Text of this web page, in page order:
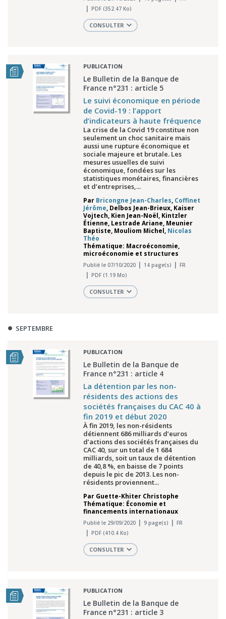
PDF (352.47 Ko)
CONSULTER
PUBLICATION
Le Bulletin de la Banque de
France n°231 : article 5
Le suivi économique en période
de Covid-19 : l’apport
d’indicateurs à haute fréquence
La crise de la Covid 19 constitue non
seulement un choc sanitaire mais
aussi une rupture économique et
sociale majeure et brutale. Les
mesures usuelles de suivi
économique, fondées sur les
statistiques monétaires, financières
et d’entreprises,...
Par Bricongne Jean-Charles, Coffinet
Jérôme, Delbos Jean-Brieux, Kaiser
Vojtech, Kien Jean-Noël, Kintzler
Étienne, Lestrade Ariane, Meunier
Baptiste, Mouliom Michel, Nicolas
Théo
Thématique: Macroéconomie,
microéconomie et structures
Publié le 07/10/2020 14 page(s)
FR
PDF (1.19 Mo)
CONSULTER
SEPTEMBRE
PUBLICATION
Le Bulletin de la Banque de
France n°231 : article 4
La détention par les non-
résidents des actions des
sociétés françaises du CAC 40 à
fin 2019 et début 2020
À fin 2019, les non-résidents
détiennent 686 milliards d’euros
d’actions des sociétés françaises du
CAC 40, sur un total de 1 684
milliards, soit un taux de détention
de 40,8 %, en baisse de 7 points
depuis le pic de 2013. Les non-
résidents proviennent...
Par Guette-Khiter Christophe
Thématique: Économie et
financements internationaux
Publié le 29/09/2020 9 page(s)
FR
PDF (410.4 Ko)
CONSULTER
PUBLICATION
Le Bulletin de la Banque de
France n°231 : article 3